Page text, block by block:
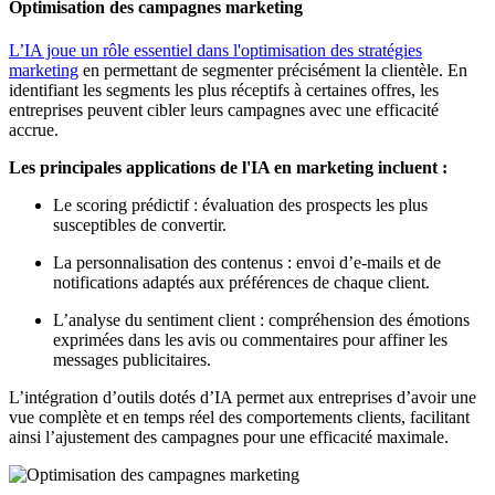
Optimisation des campagnes marketing
L’IA joue un rôle essentiel dans l'optimisation des stratégies
marketing en permettant de segmenter précisément la clientèle. En
identifiant les segments les plus réceptifs à certaines offres, les
entreprises peuvent cibler leurs campagnes avec une efficacité
accrue.
Les principales applications de l'IA en marketing incluent :
Le scoring prédictif : évaluation des prospects les plus
susceptibles de convertir.
La personnalisation des contenus : envoi d’e-mails et de
notifications adaptés aux préférences de chaque client.
L’analyse du sentiment client : compréhension des émotions
exprimées dans les avis ou commentaires pour affiner les
messages publicitaires.
L’intégration d’outils dotés d’IA permet aux entreprises d’avoir une
vue complète et en temps réel des comportements clients, facilitant
ainsi l’ajustement des campagnes pour une efficacité maximale.